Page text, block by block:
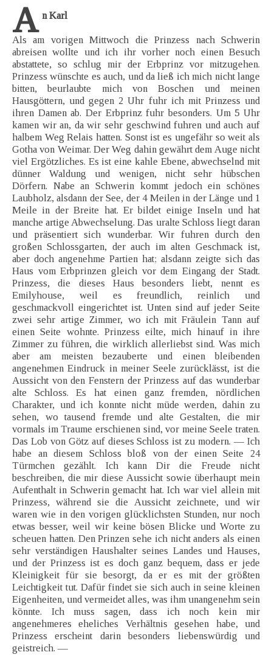
A n Karl
Als am vorigen Mittwoch die Prinzess nach Schwerin
abreisen wollte und ich ihr vorher noch einen Besuch
abstattete, so schlug mir der Erbprinz vor mitzugehen.
Prinzess wünschte es auch, und da ließ ich mich nicht lange
bitten, beurlaubte mich von Boschen und meinen
Hausgöttern, und gegen 2 Uhr fuhr ich mit Prinzess und
ihren Damen ab. Der Erbprinz fuhr besonders. Um 5 Uhr
kamen wir an, da wir sehr geschwind fuhren und auch auf
halbem Weg Relais hatten. Sonst ist es ungefähr so weit als
Gotha von Weimar. Der Weg dahin gewährt dem Auge nicht
viel Ergötzliches. Es ist eine kahle Ebene, abwechselnd mit
dünner Waldung und wenigen, nicht sehr hübschen
Dörfern. Nabe an Schwerin kommt jedoch ein schönes
Laubholz, alsdann der See, der 4 Meilen in der Länge und 1
Meile in der Breite hat. Er bildet einige Inseln und hat
manche artige Abwechselung. Das uralte Schloss liegt daran
und präsentiert sich wunderbar. Wir fuhren durch den
großen Schlossgarten, der auch im alten Geschmack ist,
aber doch angenehme Partien hat; alsdann zeigte sich das
Haus vom Erbprinzen gleich vor dem Eingang der Stadt.
Prinzess, die dieses Haus besonders liebt, nennt es
Emilyhouse, weil es freundlich, reinlich und
geschmackvoll eingerichtet ist. Unten sind auf jeder Seite
zwei sehr artige Zimmer, wo ich mit Fräulein Tann auf
einen Seite wohnte. Prinzess eilte, mich hinauf in ihre
Zimmer zu führen, die wirklich allerliebst sind. Was mich
aber am meisten bezauberte und einen bleibenden
angenehmen Eindruck in meiner Seele zurücklässt, ist die
Aussicht von den Fenstern der Prinzess auf das wunderbar
alte Schloss. Es hat einen ganz fremden, nördlichen
Charakter, und ich konnte nicht müde werden, dahin zu
sehen, wo tausend fremde und alte Gestalten, die mir
vormals im Traume erschienen sind, vor meine Seele traten.
Das Lob von Götz auf dieses Schloss ist zu modern. — Ich
habe an diesem Schloss bloß von der einen Seite 24
Türmchen gezählt. Ich kann Dir die Freude nicht
beschreiben, die mir diese Aussicht sowie überhaupt mein
Aufenthalt in Schwerin gemacht hat. Ich war viel allein mit
Prinzess, während sie die Aussicht zeichnete, und wir
waren wie in den vorigen glücklichsten Stunden, nur noch
etwas besser, weil wir keine bösen Blicke und Worte zu
scheuen hatten. Den Prinzen sehe ich nicht anders als einen
sehr verständigen Haushalter seines Landes und Hauses,
und der Prinzess ist es doch ganz bequem, dass er jede
Kleinigkeit für sie besorgt, da er es mit der größten
Leichtigkeit tut. Dafür findet sie sich auch in seine kleinen
Eigenheiten, und vermeidet alles, was ihm unangenehm sein
könnte. Ich muss sagen, dass ich noch kein mir
angenehmeres eheliches Verhältnis gesehen habe, und
Prinzess erscheint darin besonders liebenswürdig und
geistreich. —